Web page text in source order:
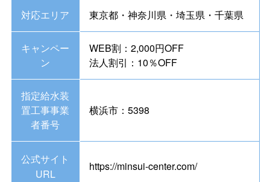
対応エリア 東京都・神奈川県・埼玉県・千葉県
キャンペー
ン
WEB割：2,000円OFF
法人割引：10％OFF
指定給水装
置工事事業
者番号
横浜市：5398
公式サイト
URL
https://minsui-center.com/